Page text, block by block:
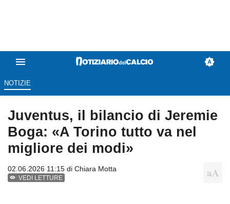
NOTIZIE
Juventus, il bilancio di Jeremie
Boga: «A Torino tutto va nel
migliore dei modi»
02.06.2026 11:15 di Chiara Motta
VEDI LETTURE